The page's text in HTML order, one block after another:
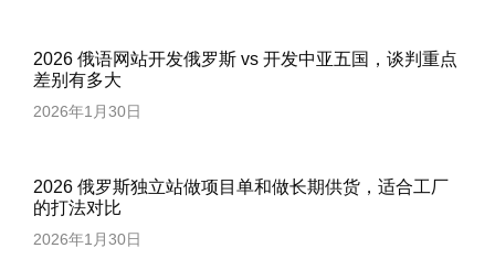
2026 俄语网站开发俄罗斯 vs 开发中亚五国，谈判重点
差别有多大
2026年1月30日
2026 俄罗斯独立站做项目单和做长期供货，适合工厂
的打法对比
2026年1月30日